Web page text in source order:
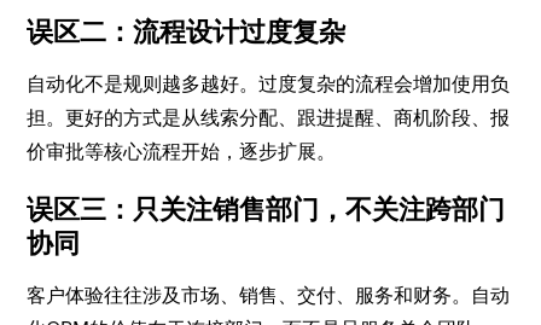
误区二：流程设计过度复杂
自动化不是规则越多越好。过度复杂的流程会增加使用负
担。更好的方式是从线索分配、跟进提醒、商机阶段、报
价审批等核心流程开始，逐步扩展。
误区三：只关注销售部门，不关注跨部门
协同
客户体验往往涉及市场、销售、交付、服务和财务。自动